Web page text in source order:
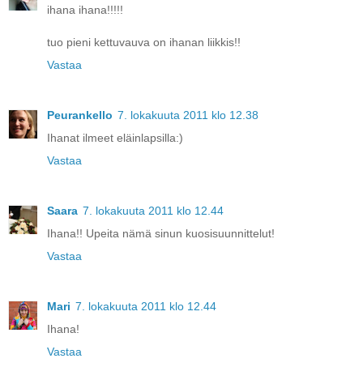
ihana ihana!!!!!
tuo pieni kettuvauva on ihanan liikkis!!
Vastaa
Peurankello 7. lokakuuta 2011 klo 12.38
Ihanat ilmeet eläinlapsilla:)
Vastaa
Saara 7. lokakuuta 2011 klo 12.44
Ihana!! Upeita nämä sinun kuosisuunnittelut!
Vastaa
Mari 7. lokakuuta 2011 klo 12.44
Ihana!
Vastaa